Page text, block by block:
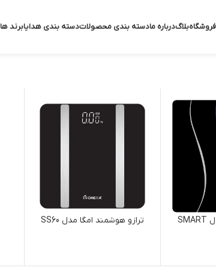
فروشگاهبلاگدرباره مادسته بندی محصولاتدسته بندی هدایابرند ها
ترازو گرین لاین مدل SMART ترازو هوشمند امگا مدل SS60